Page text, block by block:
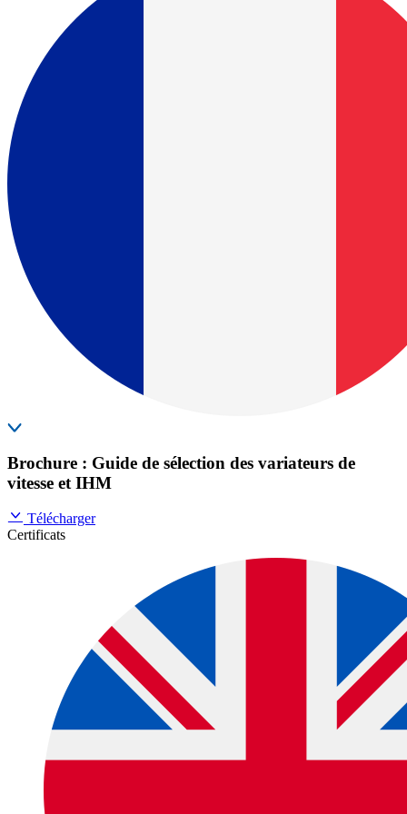
Brochure : Guide de sélection des variateurs de
vitesse et IHM
Télécharger
Certificats